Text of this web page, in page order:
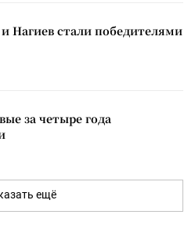
Нагиев стали победителями
за четыре года
ещё